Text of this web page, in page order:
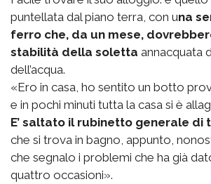
puntellata dal piano terra, con una
ferro che, da un mese,
stabilità della soletta annacquata
dell’acqua.
«Ero in casa, ho sentito un botto
e in pochi minuti tutta la casa si è
E’ saltato il rubinetto generale di
che si trova in bagno, appunto,
che segnalo i problemi che ha già
quattro occasioni».